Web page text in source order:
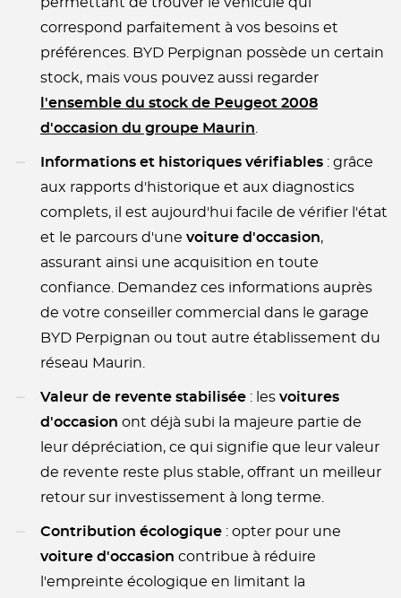
correspond parfaitement à vos besoins et
préférences. BYD Perpignan possède un certain
stock, mais vous pouvez aussi regarder
l'ensemble du stock de Peugeot 2008
d'occasion du groupe Maurin
Informations et historiques vérifiables : grâce
aux rapports d'historique et aux diagnostics
complets, il est aujourd'hui facile de vérifier l'état
et le parcours d'une voiture d'occasion,
assurant ainsi une acquisition en toute
confiance. Demandez ces informations auprès
de votre conseiller commercial dans le garage
BYD Perpignan ou tout autre établissement du
réseau Maurin.
Valeur de revente stabilisée : les voitures
d'occasion ont déjà subi la majeure partie de
leur dépréciation, ce qui signifie que leur valeur
de revente reste plus stable, offrant un meilleur
retour sur investissement à long terme.
Contribution écologique : opter pour une
voiture d'occasion contribue à réduire
l'empreinte écologique en limitant la